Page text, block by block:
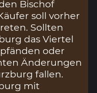
Bischof
soll vorher
Sollten
das Viertel
oder
Änderungen
fallen.
mit